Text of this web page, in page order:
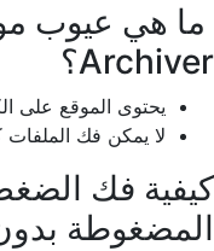
Archiver؟
يحتوى الموقع على
لا يمكن فك الملفات
كيفية فك
المضغوطة